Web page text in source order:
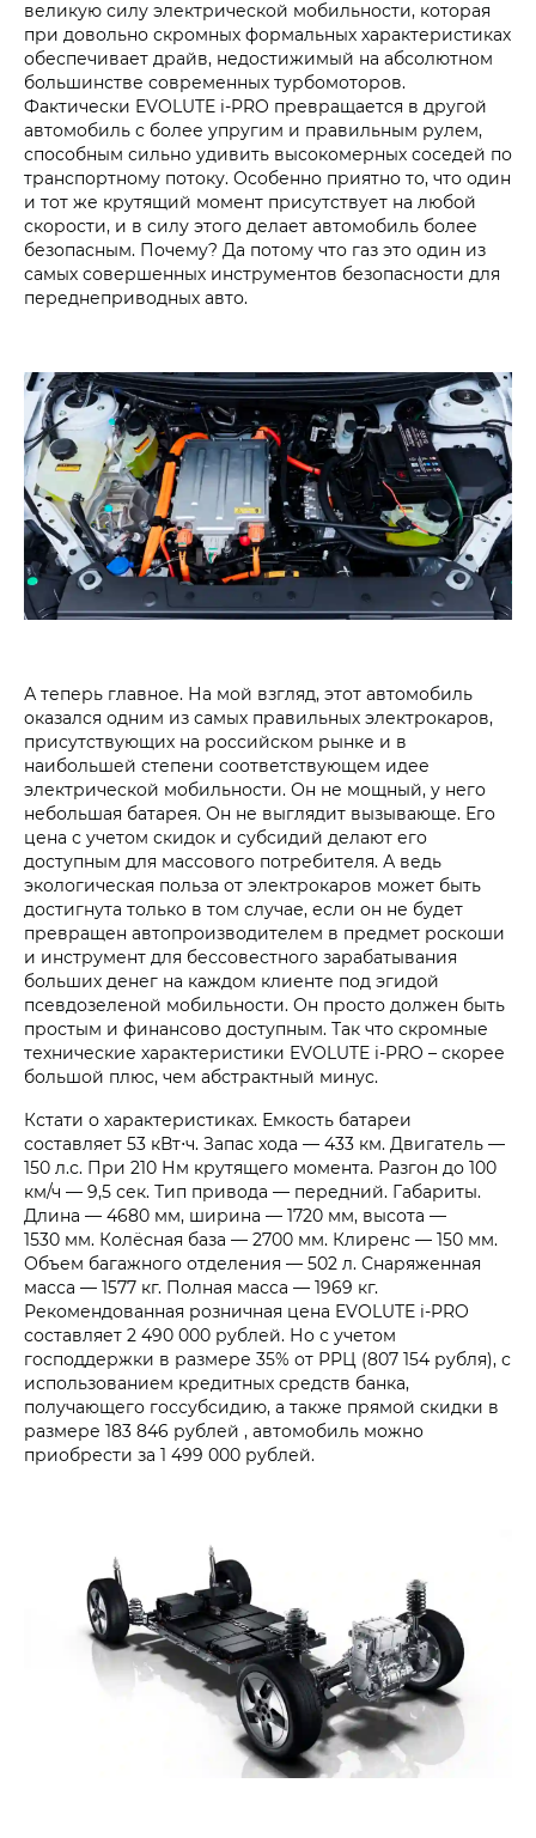
великую силу электрической мобильности, которая
при довольно скромных формальных характеристиках
обеспечивает драйв, недостижимый на абсолютном
большинстве современных турбомоторов.
Фактически EVOLUTE i‑PRO превращается в другой
автомобиль с более упругим и правильным рулем,
способным сильно удивить высокомерных соседей по
транспортному потоку. Особенно приятно то, что один
и тот же крутящий момент присутствует на любой
скорости, и в силу этого делает автомобиль более
безопасным. Почему? Да потому что газ это один из
самых совершенных инструментов безопасности для
переднеприводных авто.
А теперь главное. На мой взгляд, этот автомобиль
оказался одним из самых правильных электрокаров,
присутствующих на российском рынке и в
наибольшей степени соответствующем идее
электрической мобильности. Он не мощный, у него
небольшая батарея. Он не выглядит вызывающе. Его
цена с учетом скидок и субсидий делают его
доступным для массового потребителя. А ведь
экологическая польза от электрокаров может быть
достигнута только в том случае, если он не будет
превращен автопроизводителем в предмет роскоши
и инструмент для бессовестного зарабатывания
больших денег на каждом клиенте под эгидой
псевдозеленой мобильности. Он просто должен быть
простым и финансово доступным. Так что скромные
технические характеристики EVOLUTE i‑PRO – скорее
большой плюс, чем абстрактный минус.
Кстати о характеристиках. Емкость батареи
составляет 53 кВт⋅ч. Запас хода — 433 км. Двигатель —
150 л.с. При 210 Нм крутящего момента. Разгон до 100
км/ч — 9,5 сек. Тип привода — передний. Габариты.
Длина — 4680 мм, ширина — 1720 мм, высота —
1530 мм. Колёсная база — 2700 мм. Клиренс — 150 мм.
Объем багажного отделения — 502 л. Снаряженная
масса — 1577 кг. Полная масса — 1969 кг.
Рекомендованная розничная цена EVOLUTE i‑PRO
составляет 2 490 000 рублей. Но с учетом
господдержки в размере 35% от РРЦ (807 154 рубля), с
использованием кредитных средств банка,
получающего госсубсидию, а также прямой скидки в
размере 183 846 рублей , автомобиль можно
приобрести за 1 499 000 рублей.